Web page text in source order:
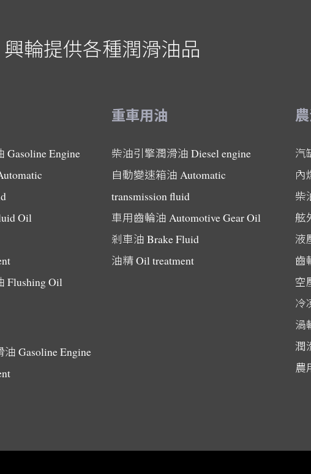
興輪提供各種潤滑油品
Gasoline Engine
Oil
Flushing Oil
油 Gasoline Engine
重車用油
柴油引擎潤滑油 Diesel engine
自動變速箱油 Automatic
transmission fluid
車用齒輪油 Automotive Gear Oil
剎車油 Brake Fluid
油精Oil treatment
汽
內
柴
舷
液
齒
空
冷
渦
潤
農